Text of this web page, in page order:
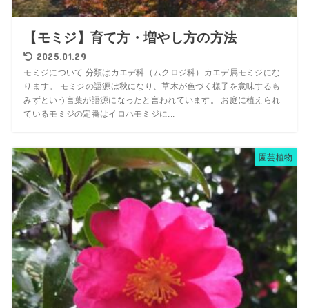
【モミジ】育て方・増やし方の方法
2025.01.29
モミジについて 分類はカエデ科（ムクロジ科）カエデ属モミジにな
ります。 モミジの語源は秋になり、草木が色づく様子を意味するも
みずという言葉が語源になったと言われています。 お庭に植えられ
ているモミジの定番はイロハモミジに...
園芸植物